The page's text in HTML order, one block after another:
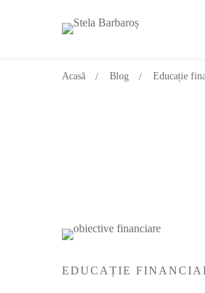
Acasă Blog Educație
EDUCAȚIE